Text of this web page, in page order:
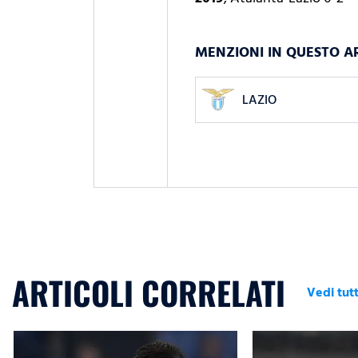
MENZIONI IN QUESTO
LAZIO
ARTICOLI CORRELATI Vedi